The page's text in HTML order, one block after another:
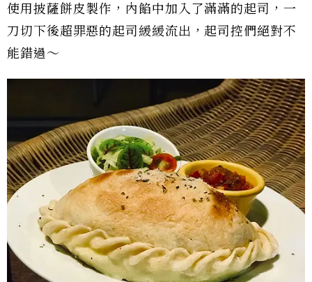
使用披薩餅皮製作，內餡中加入了滿滿的起司，一
刀切下後超罪惡的起司緩緩流出，起司控們絕對不
能錯過～